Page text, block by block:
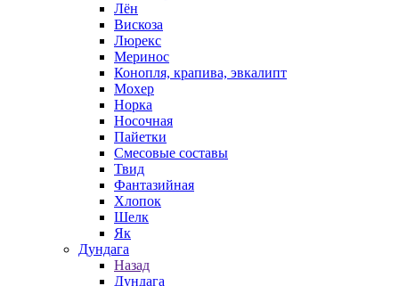
Лён
Вискоза
Люрекс
Меринос
Конопля, крапива, эвкалипт
Мохер
Норка
Носочная
Пайетки
Смесовые составы
Твид
Фантазийная
Хлопок
Шелк
Як
Дундага
Назад
Дундага